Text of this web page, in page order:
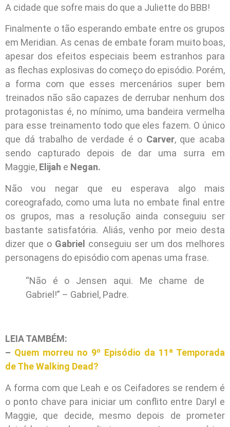
A cidade que sofre mais do que a Juliette do BBB!
Finalmente o tão esperando embate entre os grupos
em Meridian. As cenas de embate foram muito boas,
apesar dos efeitos especiais beem estranhos para
as flechas explosivas do começo do episódio. Porém,
a forma com que esses mercenários super bem
treinados não são capazes de derrubar nenhum dos
protagonistas é, no mínimo, uma bandeira vermelha
para esse treinamento todo que eles fazem. O único
que dá trabalho de verdade é o Carver, que acaba
sendo capturado depois de dar uma surra em
Maggie, Elijah e Negan.
Não vou negar que eu esperava algo mais
coreografado, como uma luta no embate final entre
os grupos, mas a resolução ainda conseguiu ser
bastante satisfatória. Aliás, venho por meio desta
dizer que o Gabriel conseguiu ser um dos melhores
personagens do episódio com apenas uma frase.
“Não é o Jensen aqui. Me chame de
Gabriel!” – Gabriel, Padre.
LEIA TAMBÉM:
– Quem morreu no 9º Episódio da 11ª Temporada
de The Walking Dead?
A forma com que Leah e os Ceifadores se rendem é
o ponto chave para iniciar um conflito entre Daryl e
Maggie, que decide, mesmo depois de prometer